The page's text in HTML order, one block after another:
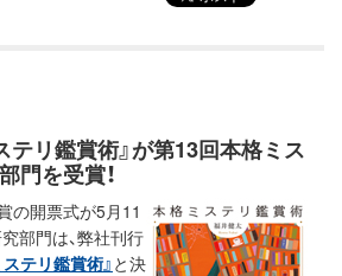
テリ鑑賞術』が第13回本格ミス
門を受賞！
の開票式が5月11
部門は、弊社刊行
ステリ鑑賞術』 と決